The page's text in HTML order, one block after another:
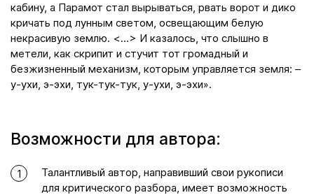
кабину, а Парамот стал вырываться, рвать ворот и дико
кричать под лунным светом, освещающим белую
некрасивую землю. <…> И казалось, что слышно в
метели, как скрипит и стучит тот громадный и
безжизненный механизм, которым управляется земля: –
у-ухи, э-эхи, тук-тук-тук, у-ухи, э-эхи».
Возможности для автора:
1
Талантливый автор, направивший свои рукописи
для критического разбора, имеет возможность